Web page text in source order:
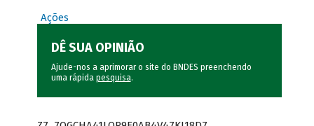
Ações
DÊ SUA OPINIÃO
Ajude-nos a aprimorar o site do BNDES preenchendo
uma rápida pesquisa.